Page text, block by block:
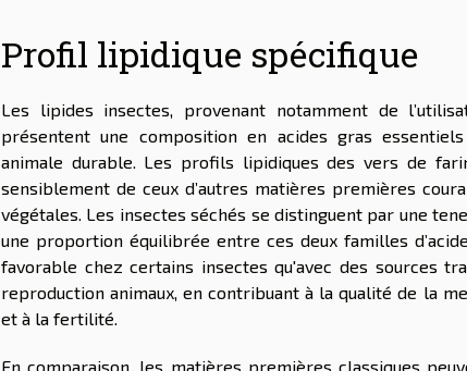
Profil lipidique spécifique
Les lipides insectes, provenant notamment de
présentent une composition en acides gras
animale durable. Les profils lipidiques des vers de
sensiblement de ceux d’autres matières premières
végétales. Les insectes séchés se distinguent par une
une proportion équilibrée entre ces deux familles
favorable chez certains insectes qu'avec des sources
reproduction animaux, en contribuant à la qualité de la
et à la fertilité.
En comparaison, les matières premières classiques